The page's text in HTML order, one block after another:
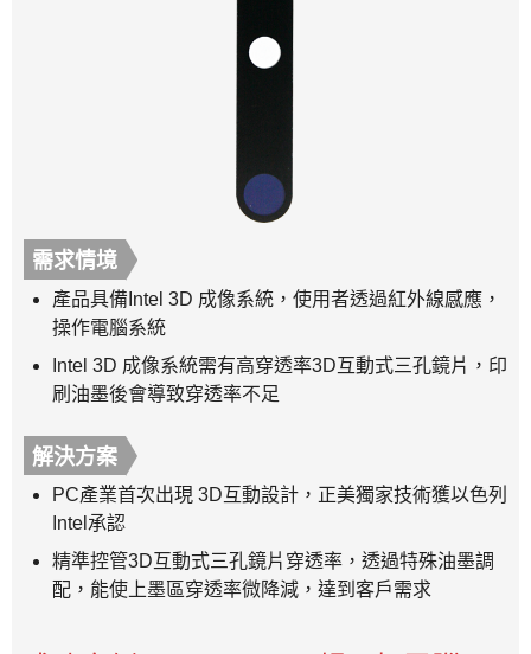
需求情境
產品具備Intel 3D 成像系統，使用者透過紅外線感應，
操作電腦系統
Intel 3D 成像系統需有高穿透率3D互動式三孔鏡片，印
刷油墨後會導致穿透率不足
解決方案
PC產業首次出現 3D互動設計，正美獨家技術獲以色列
Intel承認
精準控管3D互動式三孔鏡片穿透率，透過特殊油墨調
配，能使上墨區穿透率微降減，達到客戶需求